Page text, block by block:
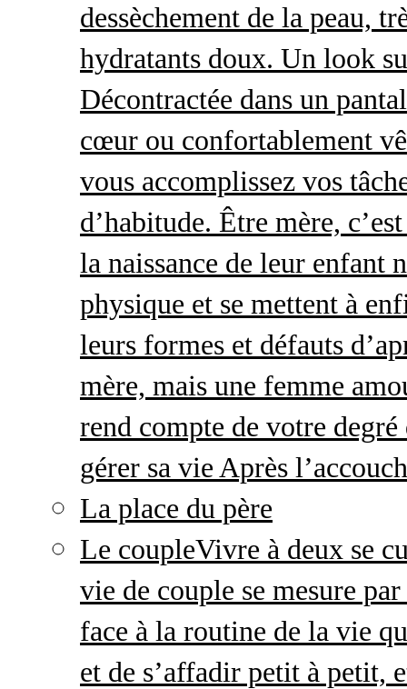
dessèchement de la peau,
hydratants doux. Un look
Décontractée dans un
cœur ou confortablement
vous accomplissez vos
d’habitude. Être mère,
la naissance de leur enfant
physique et se mettent à
leurs formes et défauts
mère, mais une femme
rend compte de votre
gérer sa vie Après
La place du père
Le coupleVivre à deux se
vie de couple se mesure
face à la routine de la vie
et de s’affadir petit à petit,